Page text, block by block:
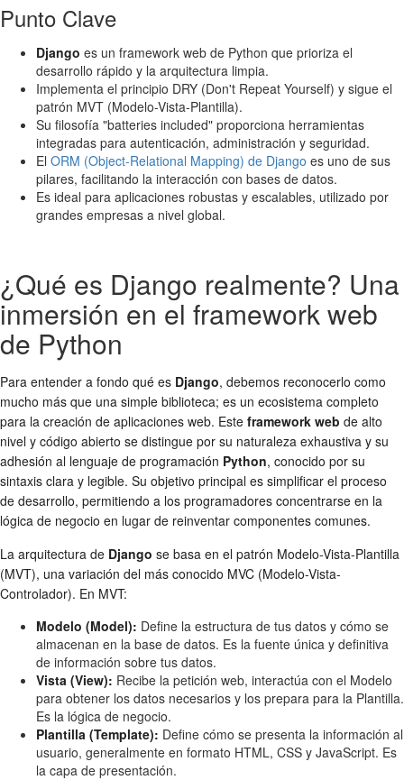
Punto Clave
Django es un framework web de Python que prioriza el
desarrollo rápido y la arquitectura limpia.
Implementa el principio DRY (Don't Repeat Yourself) y sigue el
patrón MVT (Modelo-Vista-Plantilla).
Su filosofía "batteries included" proporciona herramientas
integradas para autenticación, administración y seguridad.
El ORM (Object-Relational Mapping) de Django es uno de sus
pilares, facilitando la interacción con bases de datos.
Es ideal para aplicaciones robustas y escalables, utilizado por
grandes empresas a nivel global.
¿Qué es Django realmente? Una
inmersión en el framework web
de Python
Para entender a fondo qué es Django, debemos reconocerlo como
mucho más que una simple biblioteca; es un ecosistema completo
para la creación de aplicaciones web. Este framework web de alto
nivel y código abierto se distingue por su naturaleza exhaustiva y su
adhesión al lenguaje de programación Python, conocido por su
sintaxis clara y legible. Su objetivo principal es simplificar el proceso
de desarrollo, permitiendo a los programadores concentrarse en la
lógica de negocio en lugar de reinventar componentes comunes.
La arquitectura de Django se basa en el patrón Modelo-Vista-Plantilla
(MVT), una variación del más conocido MVC (Modelo-Vista-
Controlador). En MVT:
Modelo (Model): Define la estructura de tus datos y cómo se
almacenan en la base de datos. Es la fuente única y definitiva
de información sobre tus datos.
Vista (View): Recibe la petición web, interactúa con el Modelo
para obtener los datos necesarios y los prepara para la Plantilla.
Es la lógica de negocio.
Plantilla (Template): Define cómo se presenta la información al
usuario, generalmente en formato HTML, CSS y JavaScript. Es
la capa de presentación.